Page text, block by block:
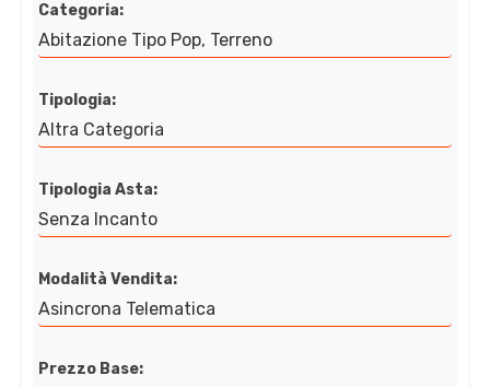
Categoria:
Abitazione Tipo Pop, Terreno
Tipologia:
Altra Categoria
Tipologia Asta:
Senza Incanto
Modalità Vendita:
Asincrona Telematica
Prezzo Base: